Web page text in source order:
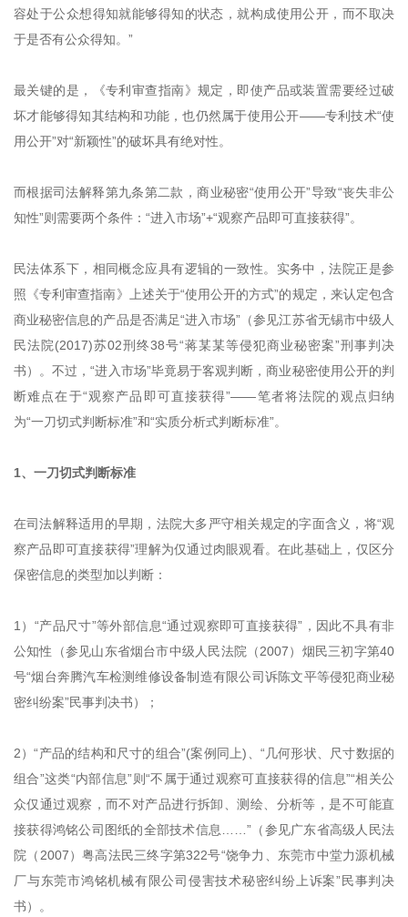
容处于公众想得知就能够得知的状态，就构成使用公开，而不取决
于是否有公众得知。”
最关键的是，《专利审查指南》规定，即使产品或装置需要经过破
坏才能够得知其结构和功能，也仍然属于使用公开——专利技术“使
用公开”对“新颖性”的破坏具有绝对性。
而根据司法解释第九条第二款，商业秘密“使用公开”导致“丧失非公
知性”则需要两个条件：“进入市场”+“观察产品即可直接获得”。
民法体系下，相同概念应具有逻辑的一致性。实务中，法院正是参
照《专利审查指南》上述关于“使用公开的方式”的规定，来认定包含
商业秘密信息的产品是否满足“进入市场”（参见江苏省无锡市中级人
民法院(2017)苏02刑终38号“蒋某某等侵犯商业秘密案”刑事判决
书）。不过，“进入市场”毕竟易于客观判断，商业秘密使用公开的判
断难点在于“观察产品即可直接获得”——笔者将法院的观点归纳
为“一刀切式判断标准”和“实质分析式判断标准”。
1、一刀切式判断标准
在司法解释适用的早期，法院大多严守相关规定的字面含义，将“观
察产品即可直接获得”理解为仅通过肉眼观看。在此基础上，仅区分
保密信息的类型加以判断：
1）“产品尺寸”等外部信息“通过观察即可直接获得”，因此不具有非
公知性（参见山东省烟台市中级人民法院（2007）烟民三初字第40
号“烟台奔腾汽车检测维修设备制造有限公司诉陈文平等侵犯商业秘
密纠纷案”民事判决书）；
2）“产品的结构和尺寸的组合”(案例同上)、“几何形状、尺寸数据的
组合”这类“内部信息”则“不属于通过观察可直接获得的信息”“相关公
众仅通过观察，而不对产品进行拆卸、测绘、分析等，是不可能直
接获得鸿铭公司图纸的全部技术信息……”（参见广东省高级人民法
院（2007）粤高法民三终字第322号“饶争力、东莞市中堂力源机械
厂与东莞市鸿铭机械有限公司侵害技术秘密纠纷上诉案”民事判决
书）。